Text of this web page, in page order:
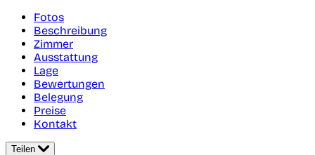
Fotos
Beschreibung
Zimmer
Ausstattung
Lage
Bewertungen
Belegung
Preise
Kontakt
Teilen